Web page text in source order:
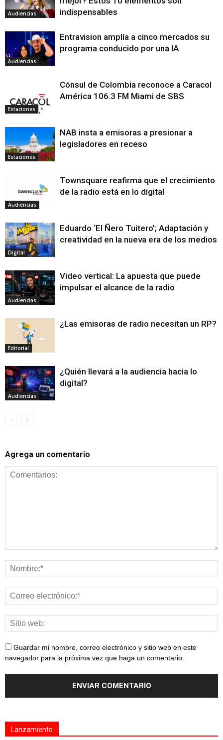
Audiencias
indispensables
Audiencias
Entravision amplía a cinco mercados su
programa conducido por una IA
Estaciones
Cónsul de Colombia reconoce a Caracol
América 106.3 FM Miami de SBS
Estaciones
NAB insta a emisoras a presionar a
legisladores en receso
Audiencias
Townsquare reafirma que el crecimiento
de la radio está en lo digital
Digital
Eduardo ‘El Ñero Tuitero’; Adaptación y
creatividad en la nueva era de los medios
Audiencias
Video vertical: La apuesta que puede
impulsar el alcance de la radio
Editorial
¿Las emisoras de radio necesitan un RP?
Audiencias
¿Quién llevará a la audiencia hacia lo
digital?
Agrega un comentario
Guardar mi nombre, correo electrónico y sitio web en este
navegador para la próxima vez que haga un comentario.
Lanzamiento